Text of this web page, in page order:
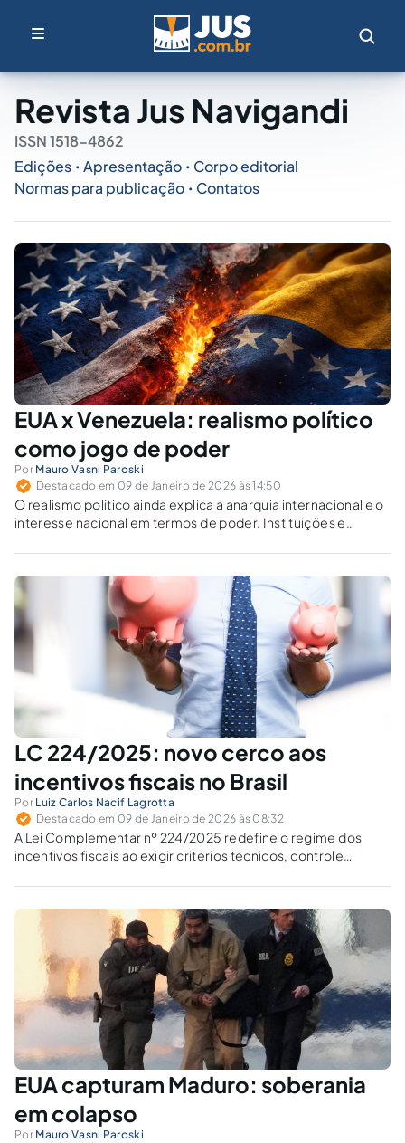
Revista Jus Navigandi
ISSN 1518-4862
Edições • Apresentação • Corpo editorial
Normas para publicação • Contatos
EUA x Venezuela: realismo político
como jogo de poder
Por Mauro Vasni Paroski
Destacado em 09 de Janeiro de 2026 às 14:50
O realismo político ainda explica a anarquia internacional e o
interesse nacional em termos de poder. Instituições e
reorganizam sob a lógica da segurança?
LC 224/2025: novo cerco aos
incentivos fiscais no Brasil
Por Luiz Carlos Nacif Lagrotta
Destacado em 09 de Janeiro de 2026 às 08:32
A Lei Complementar nº 224/2025 redefine o regime dos
incentivos fiscais ao exigir critérios técnicos, controle
se relaciona com a jurisprudência do STF sobre guerra fiscal
e federalismo?
EUA capturam Maduro: soberania
em colapso
Por Mauro Vasni Paroski